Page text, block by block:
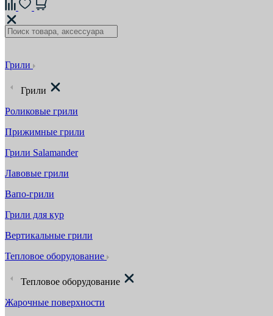
Грили
Грили
Роликовые грили
Прижимные грили
Грили Salamander
Лавовые грили
Вапо-грили
Грили для кур
Вертикальные грили
Тепловое оборудование
Тепловое оборудование
Жарочные поверхности